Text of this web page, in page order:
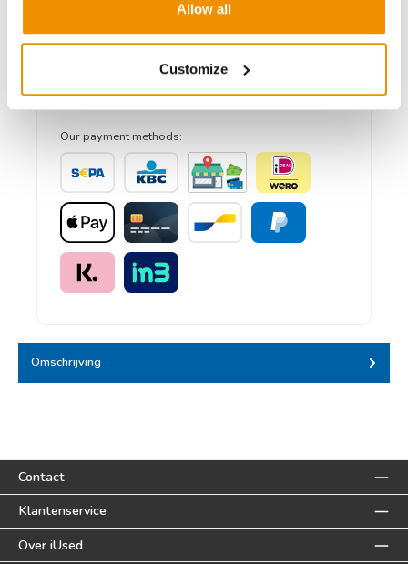
Allow all
Customize
Gratis verzending
Binnen 2 a 3 werkdagen in huis
30 dagen niet goed geld terug
Our payment methods:
iDEAL | Wero
Apple Pay Credit card
BanktransferKBC/CBC betaalknop
Pinnen bij afhalen
Omschrijving
Contact
Klantenservice
Over iUsed